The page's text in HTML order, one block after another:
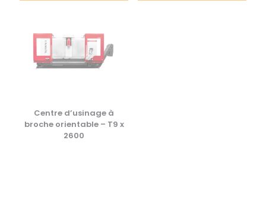
Centre d’usinage à
broche orientable – T9 x
2600